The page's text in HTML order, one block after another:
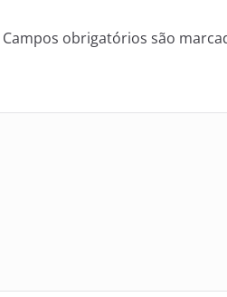
Campos obrigatórios são